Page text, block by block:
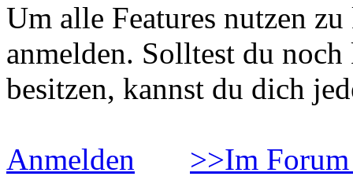
Um alle Features nutzen
anmelden. Solltest du
besitzen, kannst du dich
Anmelden >>Im